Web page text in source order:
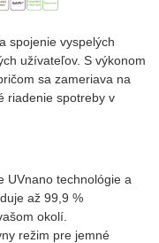
spojenie vyspelých
užívateľov. S výkonom
sa zameriava na
riadenie spotreby v
UVnano technológie a
až 99,9 %
okolí.
režim pre jemné